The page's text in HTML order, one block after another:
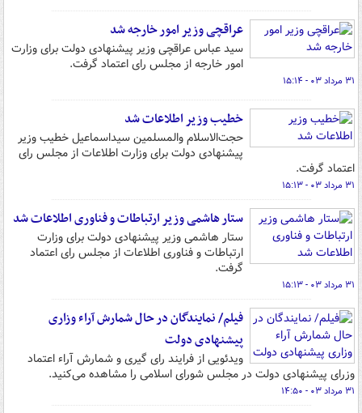
عراقچی وزیر امور خارجه شد
سید عباس عراقچی وزیر پیشنهادی دولت برای وزارت
امور خارجه از مجلس رای اعتماد گرفت.
۳۱ مرداد ۰۳ - ۱۵:۱۴
خطیب وزیر اطلاعات شد
حجت‌الاسلام والمسلمین سیداسماعیل خطیب وزیر
پیشنهادی دولت برای وزارت اطلاعات از مجلس رای
اعتماد گرفت.
۳۱ مرداد ۰۳ - ۱۵:۱۳
ستار هاشمی وزیر ارتباطات و فناوری اطلاعات شد
ستار هاشمی وزیر پیشنهادی دولت برای وزارت
ارتباطات و فناوری اطلاعات از مجلس رای اعتماد
گرفت.
۳۱ مرداد ۰۳ - ۱۵:۱۳
فیلم/ نمایندگان در حال شمارش آراء وزاری
پیشنهادی دولت
ویدئویی از فرایند رای گیری و شمارش آراء اعتماد
وزرای پیشنهادی دولت در مجلس شورای اسلامی را مشاهده می‌کنید.
۳۱ مرداد ۰۳ - ۱۴:۵۰